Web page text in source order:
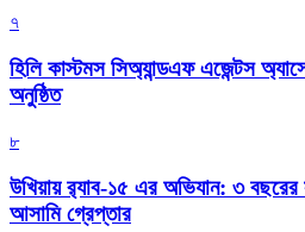
৭
হিলি কাস্টমস সিঅ্যান্ডএফ এজেন্টস
অনুষ্ঠিত
৮
উখিয়ায় র‍্যাব-১৫ এর অভিযান: ৩ বছরের
আসামি গ্রেপ্তার